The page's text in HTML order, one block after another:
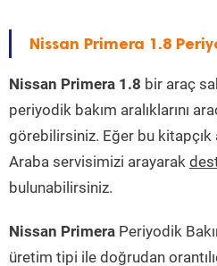
Nissan Primera 1.8
Nissan Primera 1.8 bir araç
periyodik bakım aralıklarını
görebilirsiniz. Eğer bu kitapçık
Araba servisimizi arayarak
bulunabilirsiniz.
Nissan Primera Periyodik
üretim tipi ile doğrudan